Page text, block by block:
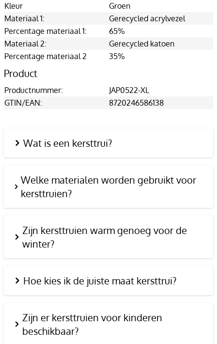
Kleur
Groen
Materiaal 1:
Gerecycled acrylvezel
Percentage materiaal 1:
65%
Materiaal 2:
Gerecycled katoen
Percentage materiaal 2
35%
Product
Productnummer:
JAP0522-XL
GTIN/EAN:
8720246586138
Wat is een kersttrui?
Welke materialen worden gebruikt voor
kersttruien?
Zijn kersttruien warm genoeg voor de
winter?
Hoe kies ik de juiste maat kersttrui?
Zijn er kersttruien voor kinderen
beschikbaar?